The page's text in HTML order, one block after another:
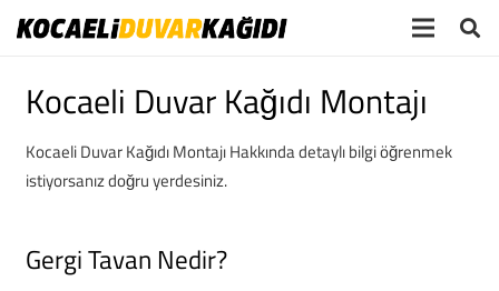
Kocaeli Duvar Kağıdı Montajı
Kocaeli Duvar Kağıdı Montajı Hakkında detaylı bilgi öğrenmek
istiyorsanız doğru yerdesiniz.
Gergi Tavan Nedir?